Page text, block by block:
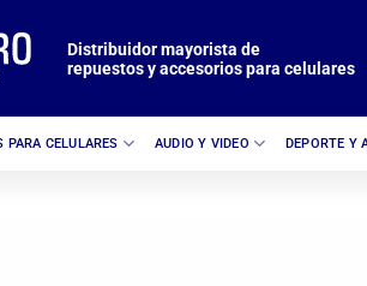
Distribuidor mayorista de
repuestos y accesorios para celulares
PARA CELULARES AUDIO Y VIDEO DEPORTE Y